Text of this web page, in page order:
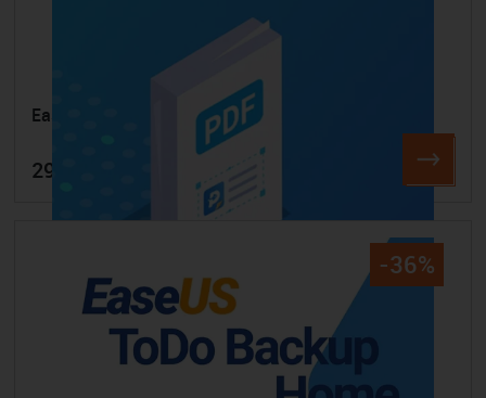
EaseUS PDF Editor
29,95 €
-36%